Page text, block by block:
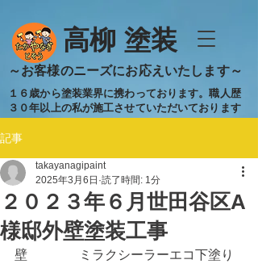
​高柳 塗装
​～お客様のニーズにお応えいたします～
１６歳から塗装業界に携わっております。職人歴
３０年以上の私が施工させていただいております
記事
２０２３年６月世田谷区A
様邸外壁塗装工事
takayanagipaint
2025年3月6日 読了時間: 1分
壁　　　　ミラクシーラーエコ下塗り